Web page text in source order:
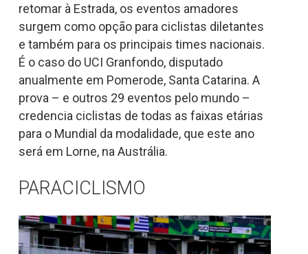
retomar à Estrada, os eventos amadores
surgem como opção para ciclistas diletantes
e também para os principais times nacionais.
É o caso do UCI Granfondo, disputado
anualmente em Pomerode, Santa Catarina. A
prova – e outros 29 eventos pelo mundo –
credencia ciclistas de todas as faixas etárias
para o Mundial da modalidade, que este ano
será em Lorne, na Austrália.
PARACICLISMO